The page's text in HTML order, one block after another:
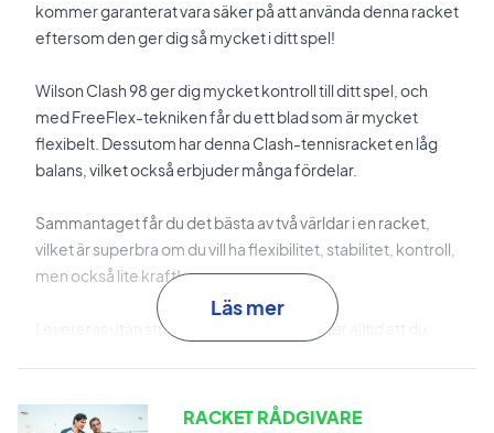
kommer garanterat vara säker på att använda denna racket
eftersom den ger dig så mycket i ditt spel!
Wilson Clash 98 ger dig mycket kontroll till ditt spel, och
med FreeFlex-tekniken får du ett blad som är mycket
flexibelt. Dessutom har denna Clash-tennisracket en låg
balans, vilket också erbjuder många fördelar.
Sammantaget får du det bästa av två världar i en racket,
vilket är superbra om du vill ha flexibilitet, stabilitet, kontroll,
men också lite kraft!
Levereras utan strängar. Vi rekommenderar alltid att du
Läs mer
RACKET RÅDGIVARE